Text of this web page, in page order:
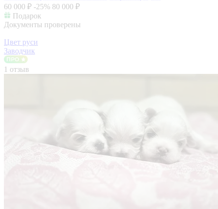
60 000 ₽ -25% 80 000 ₽
Подарок
Документы проверены
Цвет руси
Заводчик
1 отзыв